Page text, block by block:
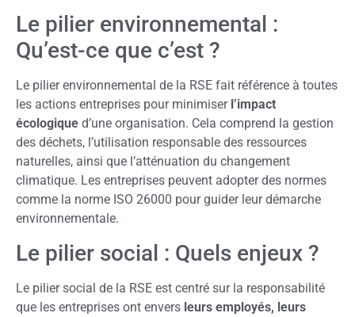
Le pilier environnemental :
Qu’est-ce que c’est ?
Le pilier environnemental de la RSE fait référence à toutes
les actions entreprises pour minimiser l’impact
écologique d’une organisation. Cela comprend la gestion
des déchets, l’utilisation responsable des ressources
naturelles, ainsi que l’atténuation du changement
climatique. Les entreprises peuvent adopter des normes
comme la norme ISO 26000 pour guider leur démarche
environnementale.
Le pilier social : Quels enjeux ?
Le pilier social de la RSE est centré sur la responsabilité
que les entreprises ont envers leurs employés, leurs